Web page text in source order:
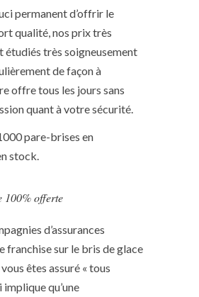
permanent d’offrir le
qualité, nos prix très
très soigneusement
de façon à
offre tous les jours sans
quant à votre sécurité.
pare-brises en
stock.
100% offerte
d’assurances
franchise sur le bris de glace
êtes assuré « tous
implique qu’une